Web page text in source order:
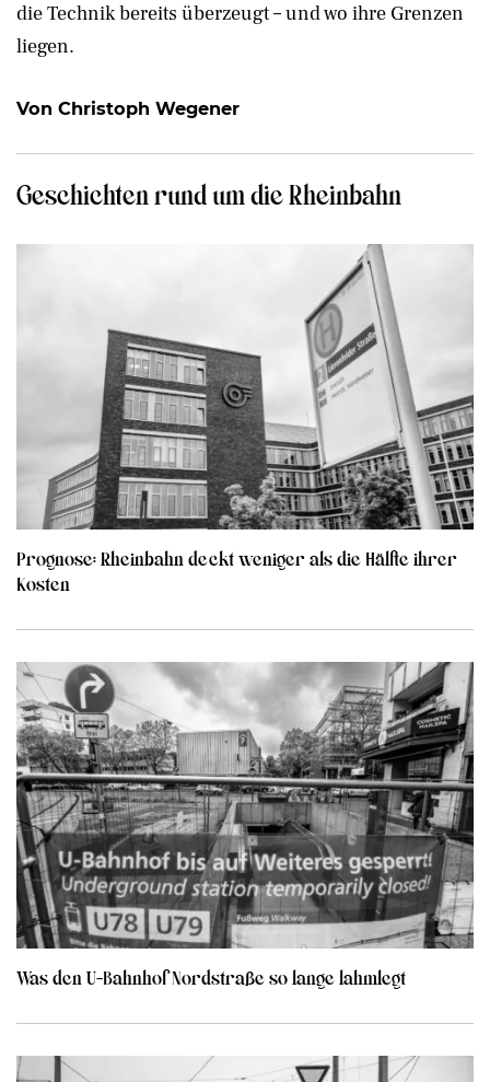
die Technik bereits überzeugt – und wo ihre Grenzen
liegen.
Von Christoph Wegener
Geschichten rund um die Rheinbahn
Prognose: Rheinbahn deckt weniger als die Hälfte ihrer
Kosten
Was den U-Bahnhof Nordstraße so lange lahmlegt